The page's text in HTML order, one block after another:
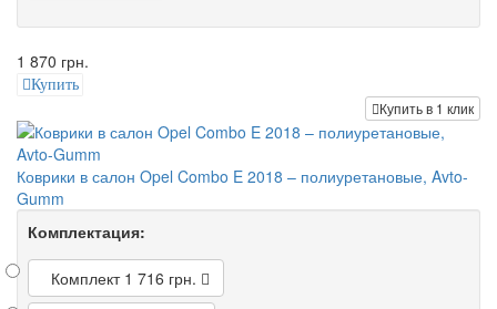
1 870 грн.
Купить
Купить в 1 клик
Коврики в салон Opel Combo E 2018 – полиуретановые, Avto-
Gumm
Комплектация:
Комплект 1 716 грн.